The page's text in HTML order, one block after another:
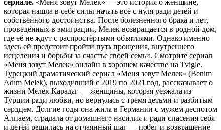
сериале. «Меня зовут Мелек» — это история о женщине,
которая нашла в себе силы начать всё с нуля ради детей и
собственного достоинства. После болезненного брака и лет,
проведённых в эмиграции, Мелек возвращается в родной дом,
где её не ждут с распростёртыми объятиями. Однако именно
здесь ей предстоит пройти путь прощения, внутреннего
исцеления и борьбы за счастье своей семьи. Смотрите сериал
«Меня зовут Мелек» онлайн в хорошем качестве на Tvigle.
Турецкий драматический сериал «Меня зовут Мелек» (Benim
Adım Melek), выходивший с 2019 по 2021 год, рассказывает о
жизни Мелек Карадаг — женщины, которая уезжала из
Турции ради любви, но вернулась с тремя детьми и разбитым
сердцем. Долгие годы она жила в Германии с мужем-деспотом
Алпаем, страдала от домашнего насилия и ради спасения себя
и детей решилась на отчаянный шаг — побег и возвращение